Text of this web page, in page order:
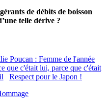
de débits de boisson
telle dérive ?
Poucan : Femme de l'année
que c'était lui, parce que c'était
Respect pour le Japon !